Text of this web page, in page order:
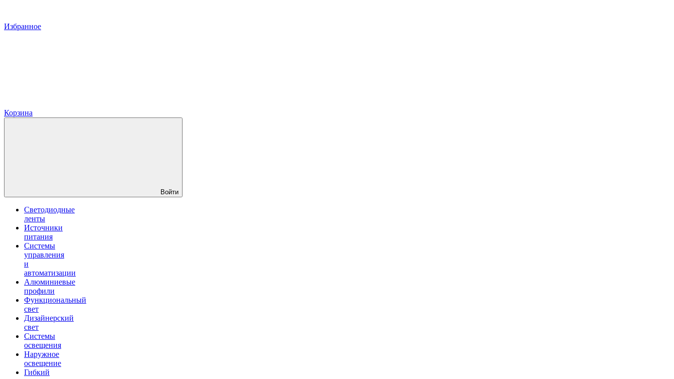
Избранное
Корзина
Войти
Светодиодные
ленты
Источники
питания
Системы
управления
и
автоматизации
Алюминиевые
профили
Функциональный
свет
Дизайнерский
свет
Системы
освещения
Наружное
освещение
Гибкий